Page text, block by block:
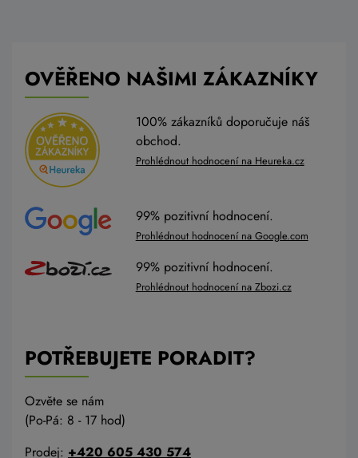
OVĚŘENO NAŠIMI ZÁKAZNÍKY
100% zákazníků doporučuje náš
obchod.
Prohlédnout hodnocení na Heureka.cz
99% pozitivní hodnocení.
Prohlédnout hodnocení na Google.com
99% pozitivní hodnocení.
Prohlédnout hodnocení na Zbozi.cz
POTŘEBUJETE PORADIT?
Ozvěte se nám
(Po-Pá: 8 - 17 hod)
Prodej: +420 605 430 574